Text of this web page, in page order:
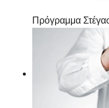
Πρόγραμμα